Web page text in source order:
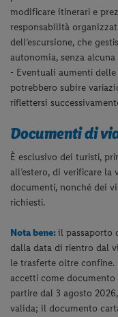
modificare itinerari e
responsabilità
dell’escursione, che
autonomia, senza
- Eventuali aumenti
potrebbero subire
riflettersi
Documenti di
È esclusivo dei turisti,
all’estero, di verificare
documenti, nonché dei
richiesti.
Nota bene:il passaporto
dalla data di rientro dal
le trasferte oltre confine.
accetti come
partire dal 3 agosto
valida; il documento